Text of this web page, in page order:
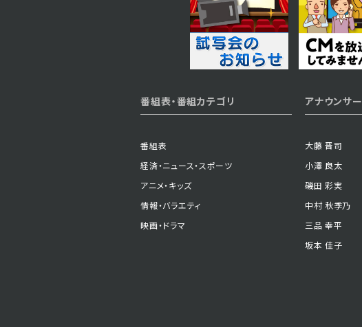
番組表・番組カテゴリ
番組表
経済・ニュース・スポーツ
アニメ・キッズ
情報・バラエティ
映画・ドラマ
アナウンサー
大藤 晋司
小澤 良太
磯田 彩実
中村 秋季乃
三品 幸平
坂本 佳子